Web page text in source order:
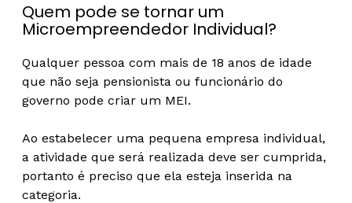
Quem pode se tornar um
Microempreendedor Individual?
Qualquer pessoa com mais de 18 anos de idade
que não seja pensionista ou funcionário do
governo pode criar um MEI.
Ao estabelecer uma pequena empresa individual,
a atividade que será realizada deve ser cumprida,
portanto é preciso que ela esteja inserida na
categoria.